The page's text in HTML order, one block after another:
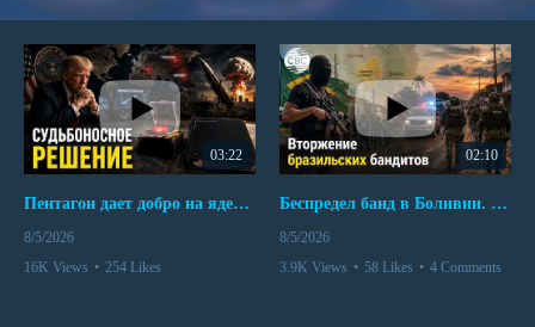
03:22
Пентагон дает добро на ядерный удар по противникам США
8/5/2026
16K Views • 254 Likes
02:10
Беспредел банд в Боливии. Расправы над наркоторговцами
8/5/2026
3.9K Views • 58 Likes • 4 Comments